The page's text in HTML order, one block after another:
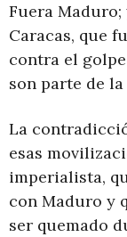
Fuera
Caracas, que
contra el
son parte de
La
esas
imperialista,
con Maduro y
ser quemado